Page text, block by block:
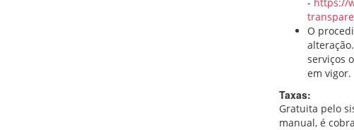
O
serviços
em vigor.
Taxas:
Gratuita pelo
manual, é